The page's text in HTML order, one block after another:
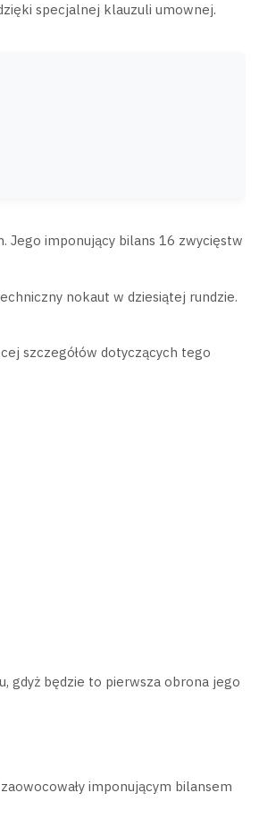
specjalnej klauzuli umownej.
Jego imponujący bilans 16 zwycięstw
nokaut w dziesiątej rundzie.
szczegółów dotyczących tego
gdyż będzie to pierwsza obrona jego
imponującym bilansem